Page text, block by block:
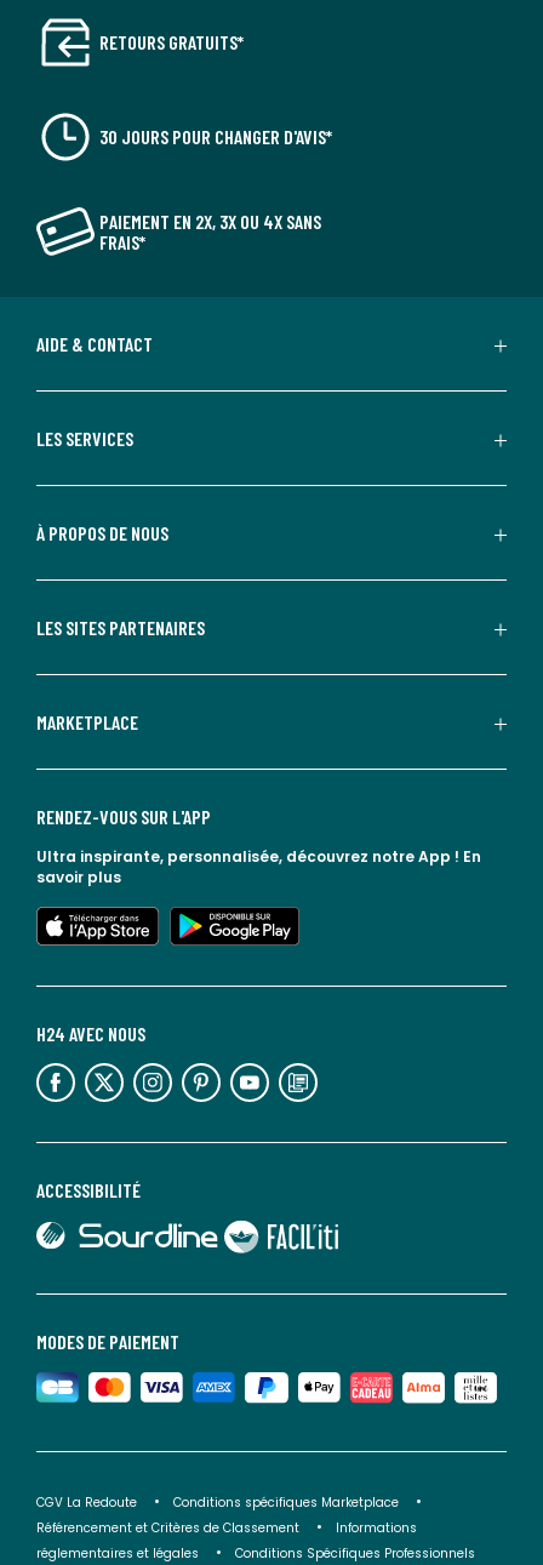
RETOURS GRATUITS*
30 JOURS POUR CHANGER D'AVIS*
PAIEMENT EN 2X, 3X OU 4X SANS
FRAIS*
AIDE & CONTACT
LES SERVICES
À PROPOS DE NOUS
LES SITES PARTENAIRES
MARKETPLACE
MODES DE PAIEMENT
ACCESSIBILITÉ
lien vers Sourdline
lien vers Faciliti
H24 AVEC NOUS
lien vers l'espace réseaux sociaux lien vers l'espace réseaux sociaux lien vers l'espace réseaux sociaux lien vers l'espace réseaux sociaux lien vers l'espace réseaux sociaux lien vers le blog la redoute
RENDEZ-VOUS SUR L'APP
Ultra inspirante, personnalisée, découvrez notre App ! En
savoir plus
lien vers l'app store
lien vers google play
CGV La Redoute
Conditions spécifiques Marketplace
Référencement et Critères de Classement
Informations
réglementaires et légales
Conditions Spécifiques Professionnels